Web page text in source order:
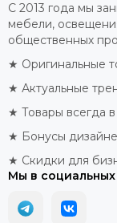
С 2013 года мы
мебели,
общественных
★ Оригинальные
★ Актуальные
★ Товары всегда
★ Бонусы
★ Скидки для
Мы в социальных